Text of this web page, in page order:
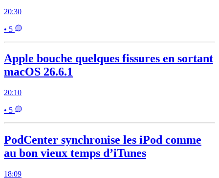
20:30
• 5
Apple bouche quelques fissures en sortant
macOS 26.6.1
20:10
• 5
PodCenter synchronise les iPod comme
au bon vieux temps d’iTunes
18:09